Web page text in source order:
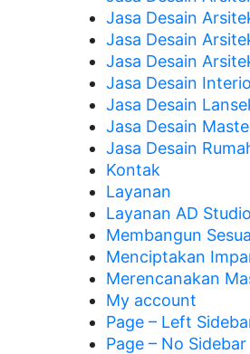
Jasa Desain
Jasa Desain
Jasa Desain
Jasa Desain
Jasa Desain
Jasa Desain
Jasa Desain
Kontak
Layanan
Layanan AD Studio
Membangun
Menciptakan
Merencanakan
My account
Page – Left
Page – No Sidebar